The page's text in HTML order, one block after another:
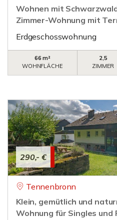
Wohnen mit
Zimmer-Wohnung mit
Erdgeschosswohnung
66 m²
WOHNFLÄCHE
2,5
ZIMMER
290,- €
Tennenbronn
Klein, gemütlich und
Wohnung für Singles und